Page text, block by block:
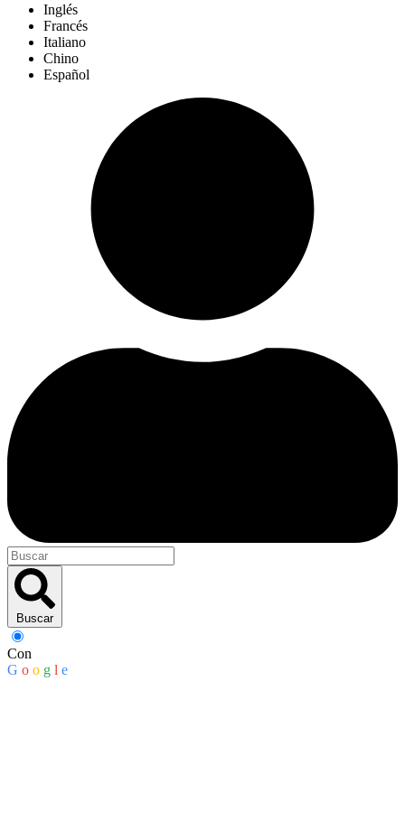
Inglés
Francés
Italiano
Chino
Español
Buscar
Con
G o o g l e